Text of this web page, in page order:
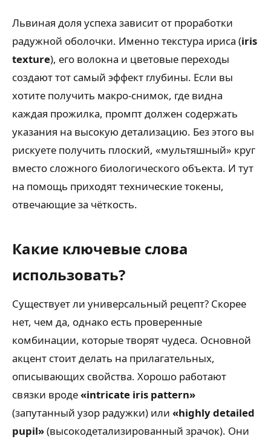
Львиная доля успеха зависит от проработки
радужной оболочки. Именно текстура ириса (iris
texture), его волокна и цветовые переходы
создают тот самый эффект глубины. Если вы
хотите получить макро-снимок, где видна
каждая прожилка, промпт должен содержать
указания на высокую детализацию. Без этого вы
рискуете получить плоский, «мультяшный» круг
вместо сложного биологического объекта. И тут
на помощь приходят технические токены,
отвечающие за чёткость.
Какие ключевые слова
использовать?
Существует ли универсальный рецепт? Скорее
нет, чем да, однако есть проверенные
комбинации, которые творят чудеса. Основной
акцент стоит делать на прилагательных,
описывающих свойства. Хорошо работают
связки вроде«intricate iris pattern»
(запутанный узор радужки) или «highly detailed
pupil»(высокодетализированный зрачок). Они